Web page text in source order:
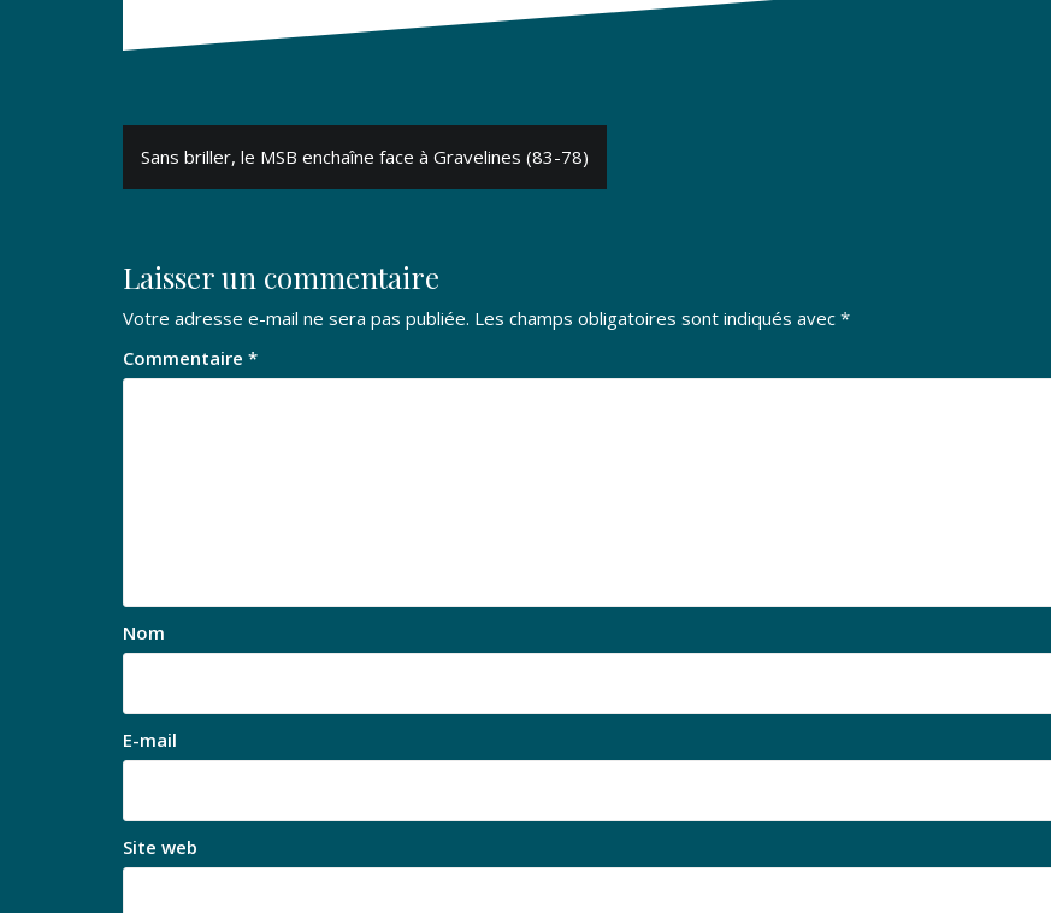
Navigation
de
Sans briller, le MSB enchaîne face à Gravelines (83-78)
Laisser un commentaire
Votre adresse e-mail ne sera pas publiée. Les champs obligatoires sont indiqués avec *
Commentaire *
Nom
E-mail
Site web